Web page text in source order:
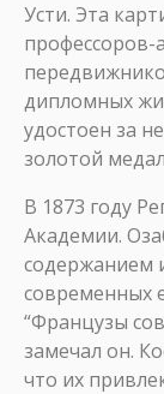
Усти. Эта
дипломных
удостоен за
золотой
В 1873 году
Академии.
содержанием
современных
“Французы
замечал он.
что их